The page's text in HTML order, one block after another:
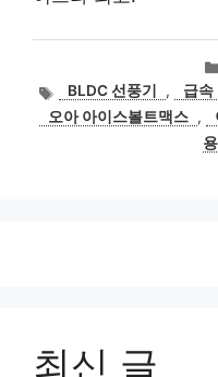
태
그
BLDC 선풍기 , 급속
오아 아이스볼트맥스 ,
최신 글